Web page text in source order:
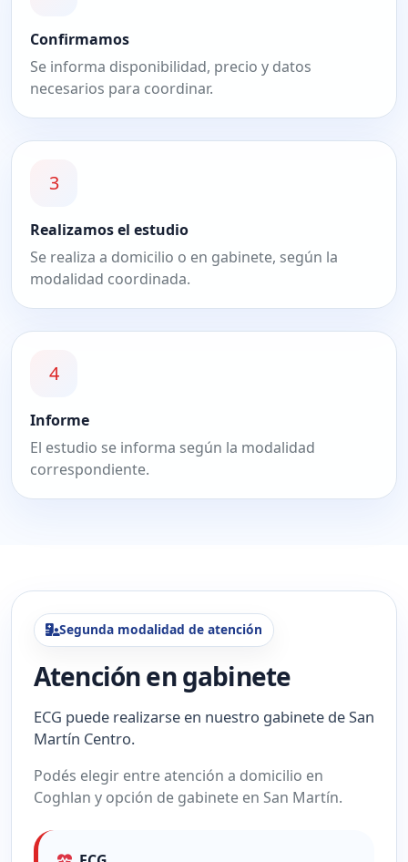
Confirmamos
Se informa disponibilidad, precio y datos
necesarios para coordinar.
3
Realizamos el estudio
Se realiza a domicilio o en gabinete, según la
modalidad coordinada.
4
Informe
El estudio se informa según la modalidad
correspondiente.
Segunda modalidad de atención
Atención en gabinete
ECG puede realizarse en nuestro gabinete de San
Martín Centro.
Podés elegir entre atención a domicilio en
Coghlan y opción de gabinete en San Martín.